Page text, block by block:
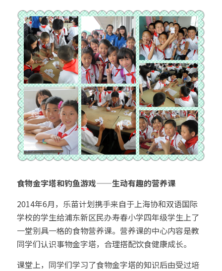
食物金字塔和钓鱼游戏——生动有趣的营养课
2014年6月，乐苗计划携手来自于上海协和双语国际
学校的学生给浦东新区民办寿春小学四年级学生上了
一堂别具一格的食物营养课。营养课的中心内容是教
同学们认识事物金字塔，合理搭配饮食健康成长。
课堂上，同学们学习了食物金字塔的知识后由受过培